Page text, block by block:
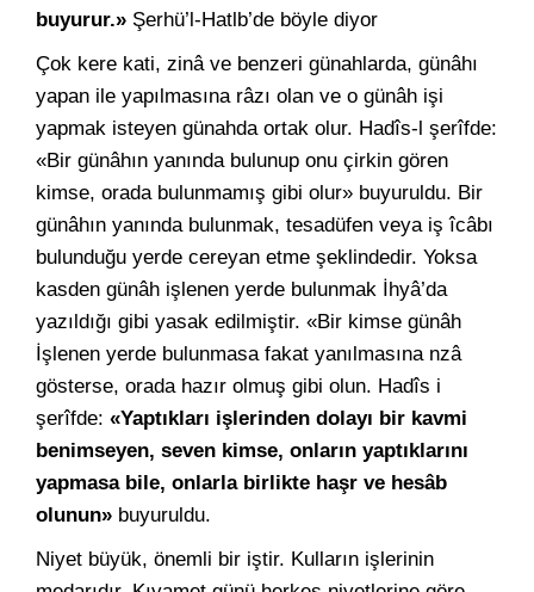
buyurur.» Şerhü’l-Hatlb’de böyle diyor
Çok kere kati, zinâ ve benzeri günahlarda, günâhı
yapan ile yapılmasına râzı olan ve o günâh işi
yapmak isteyen günahda ortak olur. Hadîs-l şerîfde:
«Bir günâhın yanında bulunup onu çirkin gören
kimse, orada bulunmamış gibi olur» buyuruldu. Bir
günâhın yanında bulunmak, tesadüfen veya iş îcâbı
bulunduğu yerde cereyan etme şeklindedir. Yoksa
kasden günâh işlenen yerde bulunmak İhyâ’da
yazıldığı gibi yasak edilmiştir. «Bir kimse günâh
İşlenen yerde bulunmasa fakat yanılmasına nzâ
gösterse, orada hazır olmuş gibi olun. Hadîs i
şerîfde: «Yaptıkları işlerinden dolayı bir kavmi
benimseyen, seven kimse, onların yaptıklarını
yapmasa bile, onlarla birlikte haşr ve hesâb
olunun» buyuruldu.
Niyet büyük, önemli bir iştir. Kulların işlerinin